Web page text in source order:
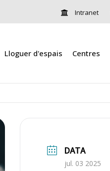
Intranet
Lloguer d'espais Centres
DATA
jul. 03 2025